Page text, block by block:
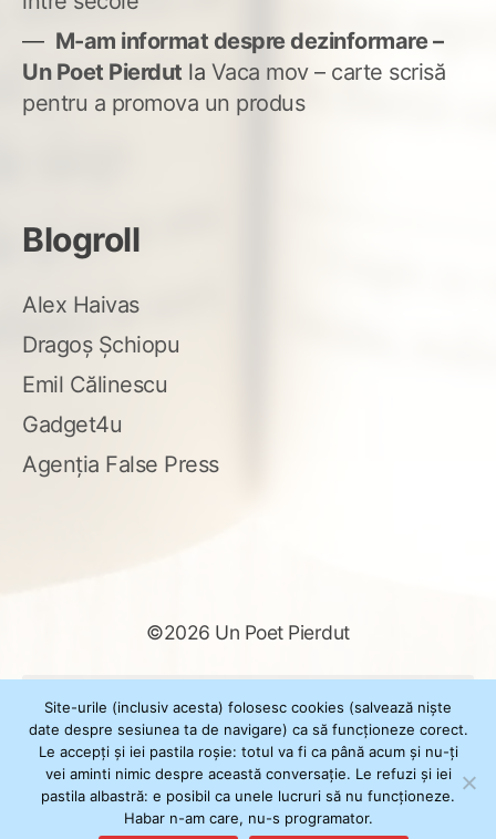
M-am informat despre dezinformare –
Un Poet Pierdut la Vaca mov – carte scrisă
pentru a promova un produs
Blogroll
Alex Haivas
Dragoș Șchiopu
Emil Călinescu
Gadget4u
Agenția False Press
©2026 Un Poet Pierdut
după:
Powered byWordPress
ThemeXSimply by Il Jester
Site-urile (inclusiv acesta) folosesc cookies (salvează niște
date despre sesiunea ta de navigare) ca să funcționeze corect.
Le accepți și iei pastila roșie: totul va fi ca până acum și nu-ți
vei aminti nimic despre această conversație. Le refuzi și iei
pastila albastră: e posibil ca unele lucruri să nu funcționeze.
Habar n-am care, nu-s programator.